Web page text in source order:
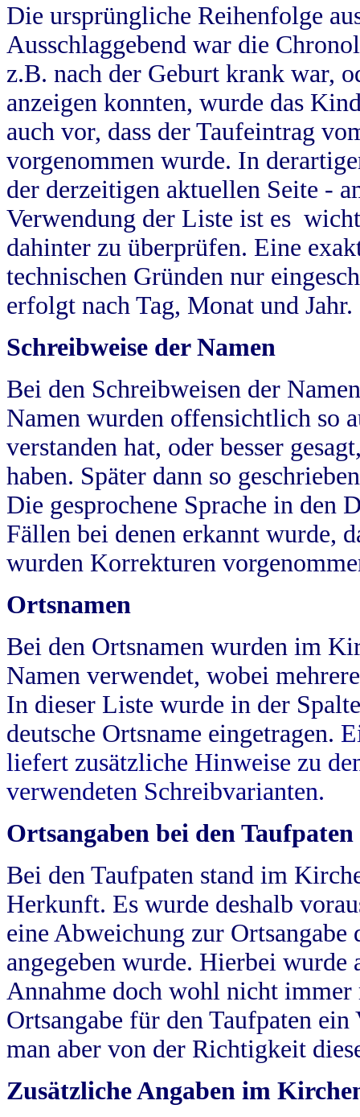
Die ursprüngliche Reihenfolge
Ausschlaggebend war die
z.B. nach der Geburt krank war,
anzeigen konnten, wurde das
auch vor, dass der Taufeintrag
vorgenommen wurde. In
der derzeitigen aktuellen Seite -
Verwendung der Liste ist es
dahinter zu überprüfen. Eine
technischen Gründen nur
erfolgt nach Tag, Monat und Jahr.
Schreibweise der Namen
Bei den Schreibweisen der
Namen wurden offensichtlich so
verstanden hat, oder besser
haben. Später dann so
Die gesprochene Sprache in
Fällen bei denen erkannt wurde,
wurden Korrekturen
Ortsnamen
Bei den Ortsnamen wurden im
Namen verwendet, wobei
In dieser Liste wurde in der
deutsche Ortsname eingetragen.
liefert zusätzliche Hinweise zu
verwendeten Schreibvarianten.
Ortsangaben bei den Taufpaten
Bei den Taufpaten stand im
Herkunft. Es wurde deshalb
eine Abweichung zur
angegeben wurde. Hierbei wurde
Annahme doch wohl nicht
Ortsangabe für den Taufpaten
man aber von der Richtigkeit
Zusätzliche Angaben im